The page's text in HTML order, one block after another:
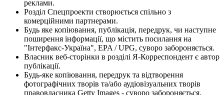
реклами.
Розділ Спецпроекти створюється спільно з
комерційними партнерами.
Будь яке копіювання, публікація, передрук, чи наступне
поширення інформації, що містить посилання на
"Інтерфакс-Україна", EPA / UPG, суворо забороняється.
Власник веб-сторінки в розділі Я-Корреспондент є автор
публікації.
Будь-яке копіювання, передрук та відтворення
фотографічних творів та/або аудіовізуальних творів
правовласника Getty Images - суворо забороняється.